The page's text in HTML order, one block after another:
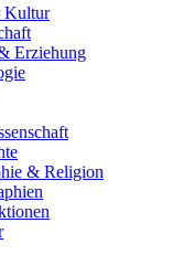
Kultur
Erziehung
& Religion